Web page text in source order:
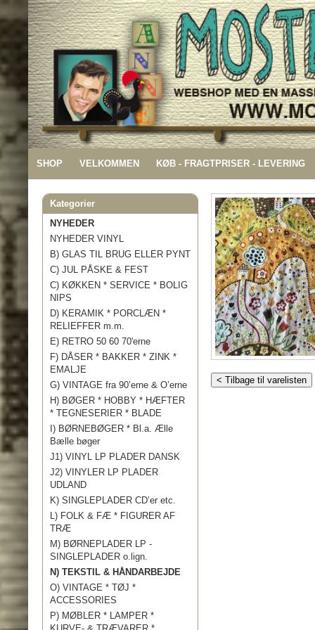
SHOP VELKOMMEN KØB - FRAGTPRISER - LEVERING
Kategorier
NYHEDER
NYHEDER VINYL
B) GLAS TIL BRUG ELLER PYNT
C) JUL PÅSKE & FEST
C) KØKKEN * SERVICE * BOLIG
NIPS
D) KERAMIK * PORCLÆN *
RELIEFFER m.m.
E) RETRO 50 60 70'erne
F) DÅSER * BAKKER * ZINK *
EMALJE
G) VINTAGE fra 90’erne & O’erne
H) BØGER * HOBBY * HÆFTER
* TEGNESERIER * BLADE
I) BØRNEBØGER * Bl.a. Ælle
Bælle bøger
J1) VINYL LP PLADER DANSK
J2) VINYLER LP PLADER
UDLAND
K) SINGLEPLADER CD’er etc.
L) FOLK & FÆ * FIGURER AF
TRÆ
M) BØRNEPLADER LP -
SINGLEPLADER o.lign.
N) TEKSTIL & HÅNDARBEJDE
O) VINTAGE * TØJ *
ACCESSORIES
P) MØBLER * LAMPER *
< Tilbage til varelisten